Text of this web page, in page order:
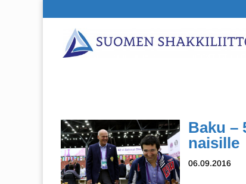
Baku –
naisille
06.09.2016